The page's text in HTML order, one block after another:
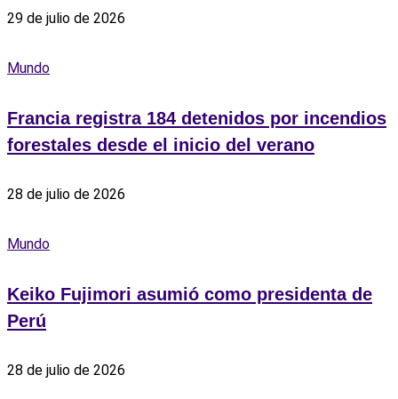
29 de julio de 2026
Mundo
Francia registra 184 detenidos por incendios
forestales desde el inicio del verano
28 de julio de 2026
Mundo
Keiko Fujimori asumió como presidenta de
Perú
28 de julio de 2026